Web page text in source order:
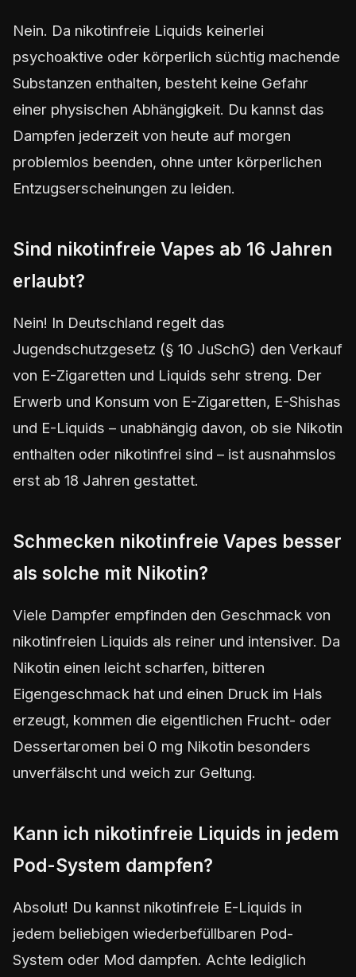
Nein. Da nikotinfreie Liquids keinerlei
psychoaktive oder körperlich süchtig machende
Substanzen enthalten, besteht keine Gefahr
einer physischen Abhängigkeit. Du kannst das
Dampfen jederzeit von heute auf morgen
problemlos beenden, ohne unter körperlichen
Entzugserscheinungen zu leiden.
Sind nikotinfreie Vapes ab 16 Jahren
erlaubt?
Nein! In Deutschland regelt das
Jugendschutzgesetz (§ 10 JuSchG) den Verkauf
von E-Zigaretten und Liquids sehr streng. Der
Erwerb und Konsum von E-Zigaretten, E-Shishas
und E-Liquids – unabhängig davon, ob sie Nikotin
enthalten oder nikotinfrei sind – ist ausnahmslos
erst ab 18 Jahren gestattet.
Schmecken nikotinfreie Vapes besser
als solche mit Nikotin?
Viele Dampfer empfinden den Geschmack von
nikotinfreien Liquids als reiner und intensiver. Da
Nikotin einen leicht scharfen, bitteren
Eigengeschmack hat und einen Druck im Hals
erzeugt, kommen die eigentlichen Frucht- oder
Dessertaromen bei 0 mg Nikotin besonders
unverfälscht und weich zur Geltung.
Kann ich nikotinfreie Liquids in jedem
Pod-System dampfen?
Absolut! Du kannst nikotinfreie E-Liquids in
jedem beliebigen wiederbefüllbaren Pod-
System oder Mod dampfen. Achte lediglich